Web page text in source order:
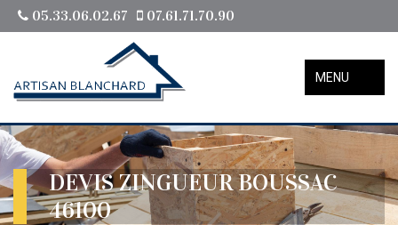
05.33.06.02.67 07.61.71.70.90
MENU
DEVIS ZINGUEUR BOUSSAC
46100